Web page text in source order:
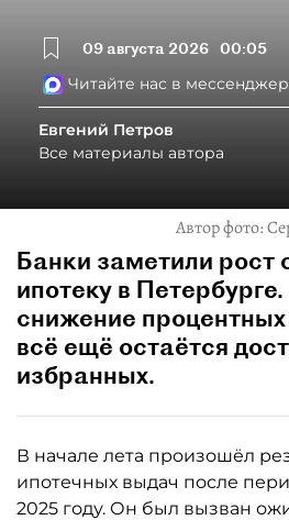
09 августа 2026 00:05
Читайте нас в
Евгений Петров
Все материалы автора
Автор фото:
Банки заметили рост
ипотеку в
снижение
всё ещё остаётся
избранных.
В начале лета произошёл
ипотечных выдач после
2025 году. Он был вызван